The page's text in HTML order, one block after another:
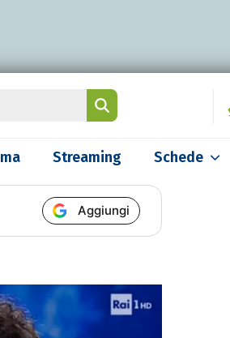
Streaming Schede
Aggiungi